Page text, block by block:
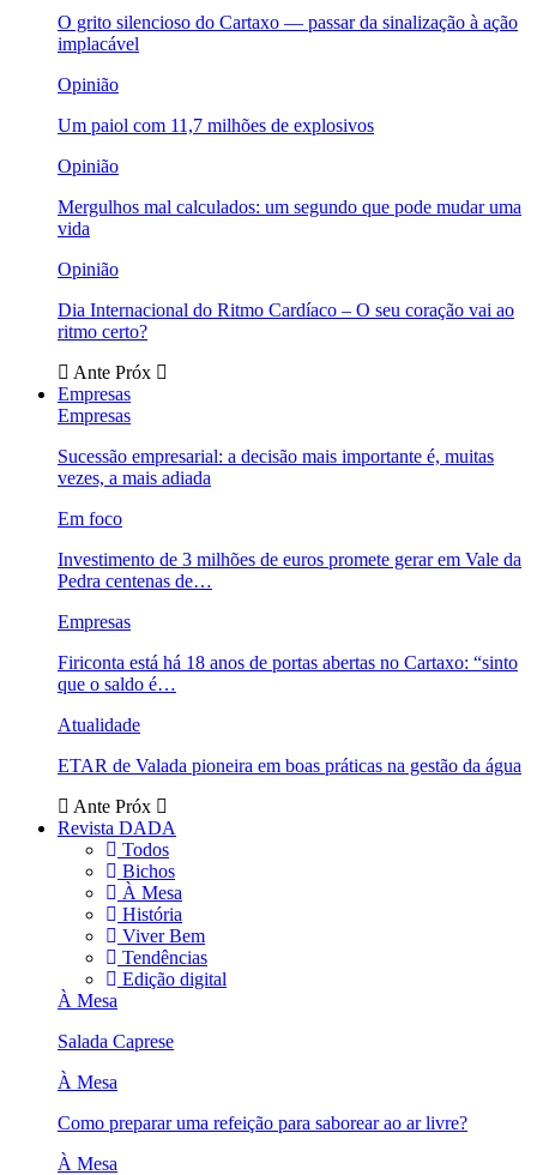
O grito silencioso do Cartaxo — passar da sinalização à ação
implacável
Opinião
Um paiol com 11,7 milhões de explosivos
Opinião
Mergulhos mal calculados: um segundo que pode mudar uma
vida
Opinião
Dia Internacional do Ritmo Cardíaco – O seu coração vai ao
ritmo certo?
Ante Próx
Empresas
Empresas
Sucessão empresarial: a decisão mais importante é, muitas
vezes, a mais adiada
Em foco
Investimento de 3 milhões de euros promete gerar em Vale da
Pedra centenas de…
Empresas
Firiconta está há 18 anos de portas abertas no Cartaxo: “sinto
que o saldo é…
Atualidade
ETAR de Valada pioneira em boas práticas na gestão da água
Ante Próx
Revista DADA
Todos
Bichos
À Mesa
História
Viver Bem
Tendências
Edição digital
À Mesa
Salada Caprese
À Mesa
Como preparar uma refeição para saborear ao ar livre?
À Mesa